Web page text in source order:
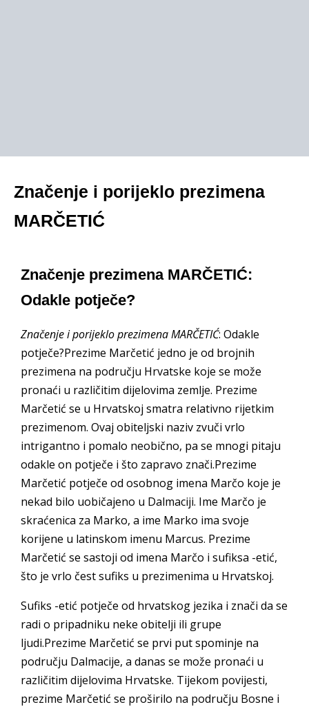
Značenje i porijeklo prezimena
MARČETIĆ
Značenje prezimena MARČETIĆ:
Odakle potječe?
Značenje i porijeklo prezimena MARČETIĆ: Odakle
potječe?Prezime Marčetić jedno je od brojnih
prezimena na području Hrvatske koje se može
pronaći u različitim dijelovima zemlje. Prezime
Marčetić se u Hrvatskoj smatra relativno rijetkim
prezimenom. Ovaj obiteljski naziv zvuči vrlo
intrigantno i pomalo neobično, pa se mnogi pitaju
odakle on potječe i što zapravo znači.Prezime
Marčetić potječe od osobnog imena Marčo koje je
nekad bilo uobičajeno u Dalmaciji. Ime Marčo je
skraćenica za Marko, a ime Marko ima svoje
korijene u latinskom imenu Marcus. Prezime
Marčetić se sastoji od imena Marčo i sufiksa -etić,
što je vrlo čest sufiks u prezimenima u Hrvatskoj.
Sufiks -etić potječe od hrvatskog jezika i znači da se
radi o pripadniku neke obitelji ili grupe
ljudi.Prezime Marčetić se prvi put spominje na
području Dalmacije, a danas se može pronaći u
različitim dijelovima Hrvatske. Tijekom povijesti,
prezime Marčetić se proširilo na području Bosne i